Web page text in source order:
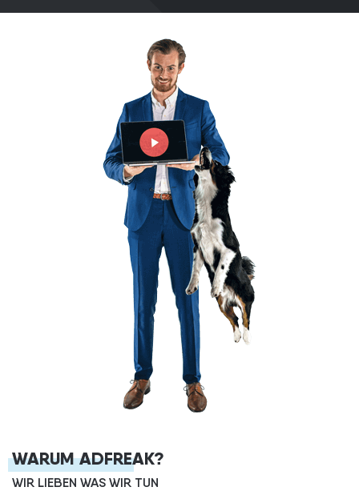
WARUM ADFREAK?
WIR LIEBEN WAS WIR TUN